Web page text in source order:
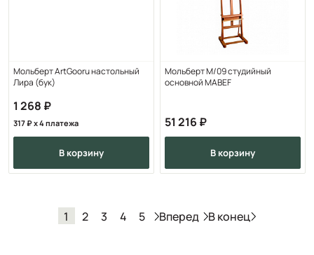
Мольберт ArtGooru настольный
Лира (бук)
1 268
317 x 4 платежа
в корзину
Мольберт M/09 студийный
основной MABEF
51 216
в корзину
1 2 3 4 5 Вперед В конец